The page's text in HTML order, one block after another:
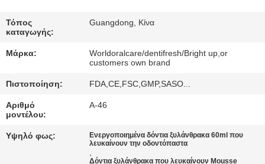
ΜΑΣ
ΣΕ
ΕΠΑΦΉ
ΜΕ
Τόπος
καταγωγής:
Guangdong, Κίνα
Μάρκα:
Worldoralcare/dentifresh/Bright up,or
customers own brand
Πιστοποίηση: FDA,CE,FSC,GMP,SASO...
Αριθμό
μοντέλου:
Α-46
Υψηλό φως:
Ενεργοποιημένα δόντια ξυλάνθρακα 60ml που
λευκαίνουν την οδοντόπαστα
,
Δόντια ξυλάνθρακα που λευκαίνουν Mousse